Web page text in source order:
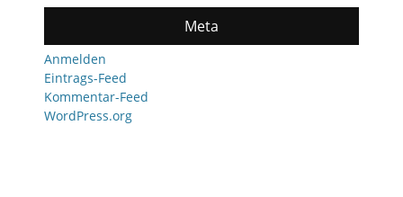
Meta
Anmelden
Eintrags-Feed
Kommentar-Feed
WordPress.org